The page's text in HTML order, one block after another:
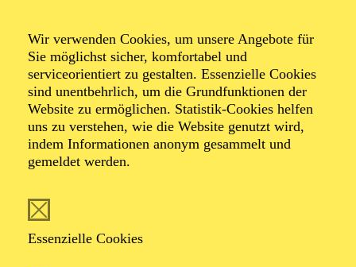
Wir verwenden Cookies, um unsere Angebote für
Sie möglichst sicher, komfortabel und
serviceorientiert zu gestalten. Essenzielle Cookies
sind unentbehrlich, um die Grundfunktionen der
Website zu ermöglichen. Statistik-Cookies helfen
uns zu verstehen, wie die Website genutzt wird,
indem Informationen anonym gesammelt und
gemeldet werden.
Essenzielle Cookies
Veranstalter: Theater-, Konzert- u. Gastspieldirektion OTTO
HOFNER GMBH
TICKETS
55,20 52,70€
Die Veranstaltung ist vom Angebot der TUPcard ausgeschlossen.
Samstag
05.09.2026